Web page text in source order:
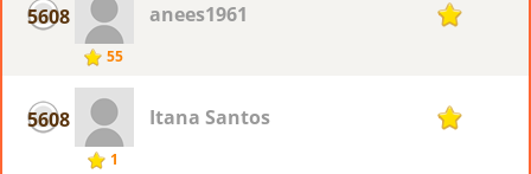
5608
55
anees1961 1
5608
1
Itana Santos 1